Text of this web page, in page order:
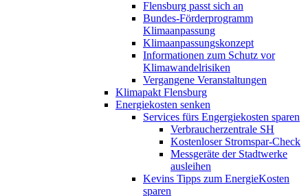
Flensburg passt sich an
Bundes-Förderprogramm
Klimaanpassung
Klimaanpassungskonzept
Informationen zum Schutz vor
Klimawandelrisiken
Vergangene Veranstaltungen
Klimapakt Flensburg
Energiekosten senken
Services fürs Engergiekosten sparen
Verbraucherzentrale SH
Kostenloser Stromspar-Check
Messgeräte der Stadtwerke
ausleihen
Kevins Tipps zum EnergieKosten
sparen